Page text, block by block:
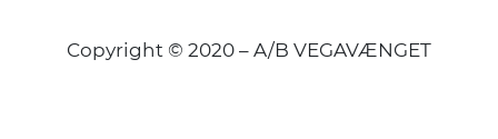
Copyright © 2020 – A/B VEGAVÆNGET